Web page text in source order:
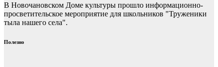
В Новочановском Доме культуры прошло информационно-
просветительское мероприятие для школьников "Труженики
тыла нашего села".
Полезно